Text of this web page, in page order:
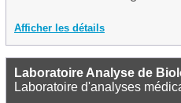
Afficher les détails
Laboratoire Analyse de
Laboratoire d'analyses